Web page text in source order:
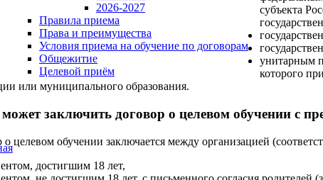
2026-2027
Правила приема
Права и преимущества
Условия приема на обучение по договорам
Общежитие
Целевой приём
субъекта
унитарным
которого
или муниципального образования.
заключить договор о целевом обучении с
о целевом обучении заключается между организацией
достигшим 18 лет,